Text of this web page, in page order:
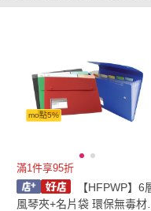
有影片
商品有量 電視
mo點5%
滿1件享95折
【HFPWP】6
風琴夾+名片袋 環保無毒材